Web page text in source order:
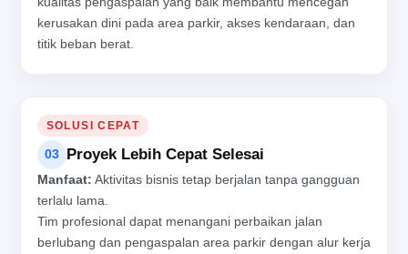
kerusakan dini pada area parkir, akses kendaraan, dan
titik beban berat.
SOLUSI CEPAT
03 Proyek Lebih Cepat Selesai
Manfaat: Aktivitas bisnis tetap berjalan tanpa gangguan
terlalu lama.
Tim profesional dapat menangani perbaikan jalan
berlubang dan pengaspalan area parkir dengan alur kerja